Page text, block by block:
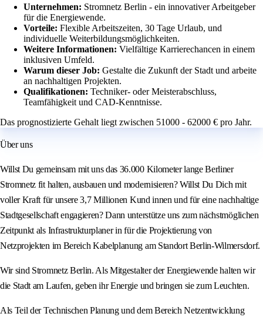
Unternehmen: Stromnetz Berlin - ein innovativer Arbeitgeber
für die Energiewende.
Vorteile: Flexible Arbeitszeiten, 30 Tage Urlaub, und
individuelle Weiterbildungsmöglichkeiten.
Weitere Informationen: Vielfältige Karrierechancen in einem
inklusiven Umfeld.
Warum dieser Job: Gestalte die Zukunft der Stadt und arbeite
an nachhaltigen Projekten.
Qualifikationen: Techniker- oder Meisterabschluss,
Teamfähigkeit und CAD-Kenntnisse.
Das prognostizierte Gehalt liegt zwischen 51000 - 62000 € pro Jahr.
Über uns
Willst Du gemeinsam mit uns das 36.000 Kilometer lange Berliner
Stromnetz fit halten, ausbauen und modernisieren? Willst Du Dich mit
voller Kraft für unsere 3,7 Millionen Kund innen und für eine nachhaltige
Stadtgesellschaft engagieren? Dann unterstütze uns zum nächstmöglichen
Zeitpunkt als Infrastrukturplaner in für die Projektierung von
Netzprojekten im Bereich Kabelplanung am Standort Berlin-Wilmersdorf.
Wir sind Stromnetz Berlin. Als Mitgestalter der Energiewende halten wir
die Stadt am Laufen, geben ihr Energie und bringen sie zum Leuchten.
Als Teil der Technischen Planung und dem Bereich Netzentwicklung